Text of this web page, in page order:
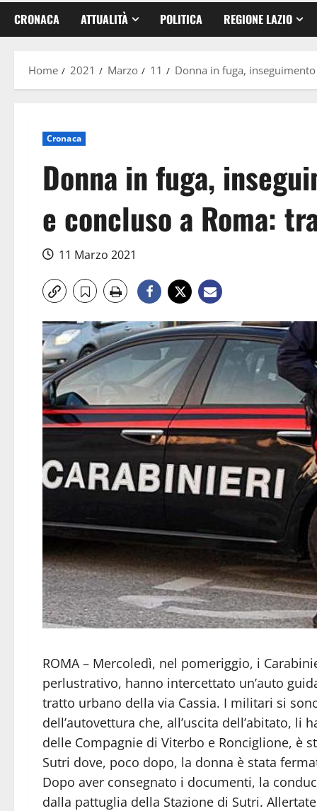
CRONACA ATTUALITÀ POLITICA REGIONE LAZIO
Home 2021 Marzo 11 Donna in fuga,
Cronaca
Donna in fuga,
e concluso a Roma:
11 Marzo 2021
ROMA – Mercoledì, nel pomeriggio, i
perlustrativo, hanno intercettato un’auto
tratto urbano della via Cassia. I militari si
dell’autovettura che, all’uscita dell’abitato,
delle Compagnie di Viterbo e Ronciglione, è
Sutri dove, poco dopo, la donna è stata
Dopo aver consegnato i documenti, la
dalla pattuglia della Stazione di Sutri.